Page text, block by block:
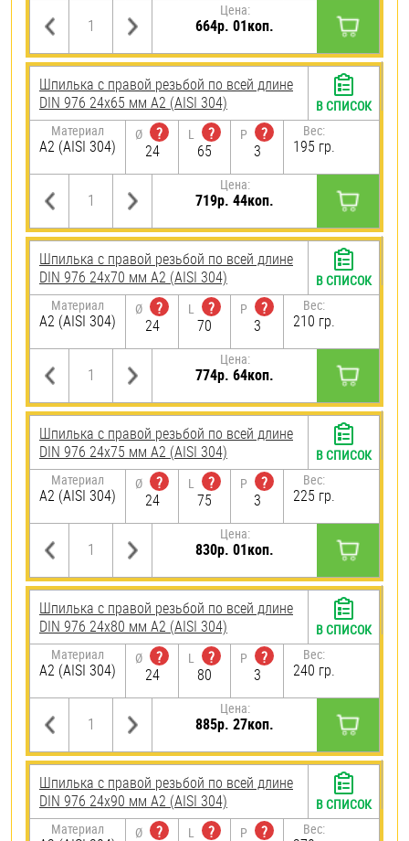
Цена:
664р. 01коп.
Шпилька с правой резьбой по всей длине
DIN 976 24х65 мм А2 (AISI 304)
Материал
А2 (AISI 304)
Ø
?
24
L
?
65
P
?
3
Вес:
195 гр.
Цена:
719р. 44коп.
В СПИСОК
Шпилька с правой резьбой по всей длине
DIN 976 24х70 мм А2 (AISI 304)
Материал
А2 (AISI 304)
Ø
?
24
L
?
70
P
?
3
Вес:
210 гр.
Цена:
774р. 64коп.
В СПИСОК
Шпилька с правой резьбой по всей длине
DIN 976 24х75 мм А2 (AISI 304)
Материал
А2 (AISI 304)
Ø
?
24
L
?
75
P
?
3
Вес:
225 гр.
Цена:
830р. 01коп.
В СПИСОК
Шпилька с правой резьбой по всей длине
DIN 976 24х80 мм А2 (AISI 304)
Материал
А2 (AISI 304)
Ø
?
24
L
?
80
P
?
3
Вес:
240 гр.
Цена:
885р. 27коп.
В СПИСОК
Шпилька с правой резьбой по всей длине
DIN 976 24х90 мм А2 (AISI 304)
Материал Ø
?
L
?
P
?
Вес:
В СПИСОК